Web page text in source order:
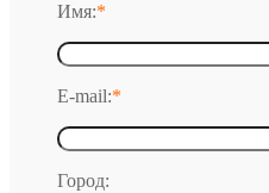
Имя:*
E-mail:*
Город: